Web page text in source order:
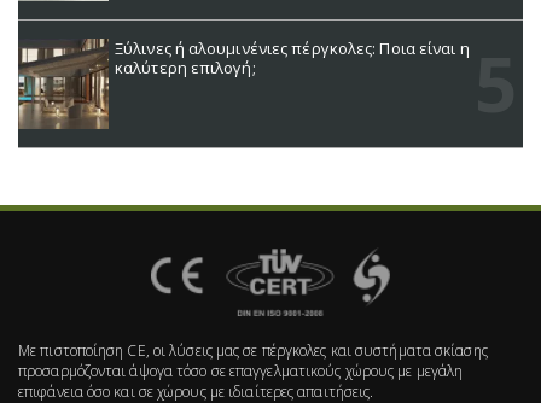
Ξύλινες ή αλουμινένιες πέργκολες: Ποια είναι η
καλύτερη επιλογή;
Με πιστοποίηση CE, οι λύσεις μας σε πέργκολες και συστήματα σκίασης
προσαρμόζονται άψογα τόσο σε επαγγελματικούς χώρους με μεγάλη
επιφάνεια όσο και σε χώρους με ιδιαίτερες απαιτήσεις.